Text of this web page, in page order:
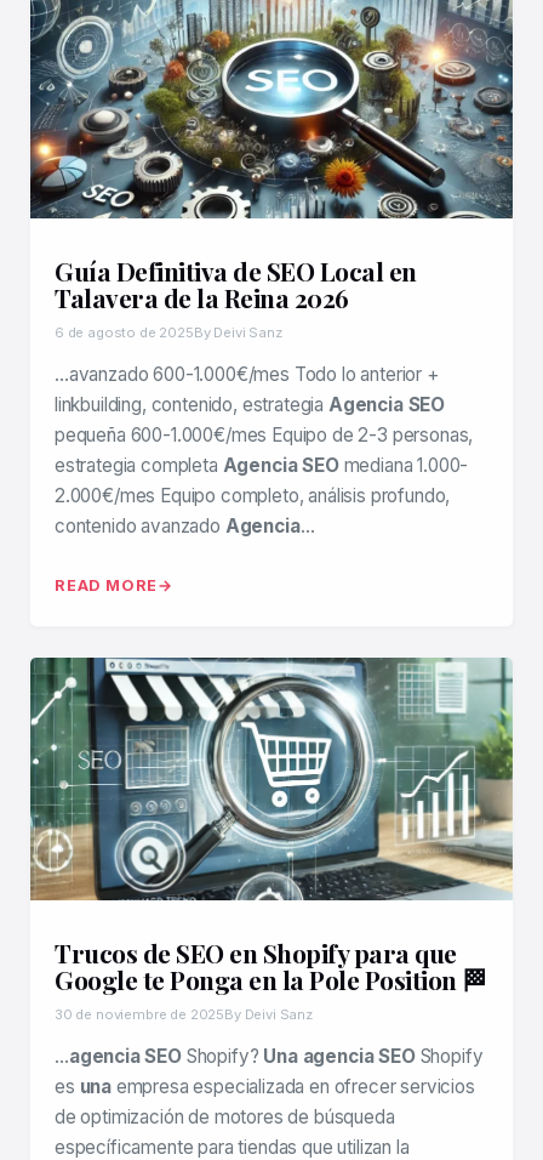
Guía Definitiva de SEO Local en
Talavera de la Reina 2026
6 de agosto de 2025By Deivi Sanz
…avanzado 600-1.000€/mes Todo lo anterior +
linkbuilding, contenido, estrategia Agencia SEO
pequeña 600-1.000€/mes Equipo de 2-3 personas,
estrategia completa Agencia SEOmediana 1.000-
2.000€/mes Equipo completo, análisis profundo,
contenido avanzado Agencia…
READ MORE
Trucos de SEO en Shopify para que
Google te Ponga en la Pole Position 🏁
30 de noviembre de 2025By Deivi Sanz
…agencia SEOShopify? Una agencia SEOShopify
es una empresa especializada en ofrecer servicios
de optimización de motores de búsqueda
específicamente para tiendas que utilizan la